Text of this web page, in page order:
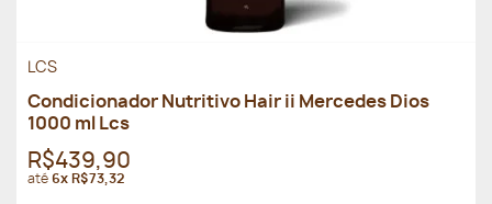
LCS
Condicionador Nutritivo Hair ii Mercedes Dios
1000 ml Lcs
R$439,90
até6x R$73,32